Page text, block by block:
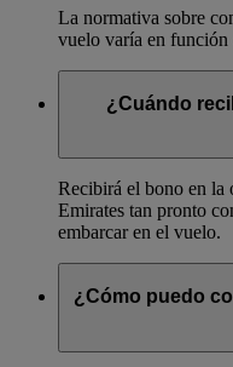
La normativa sobre
vuelo varía en
¿Cuándo
Recibirá el bono en la
Emirates tan pronto
embarcar en el vuelo.
¿Cómo puedo